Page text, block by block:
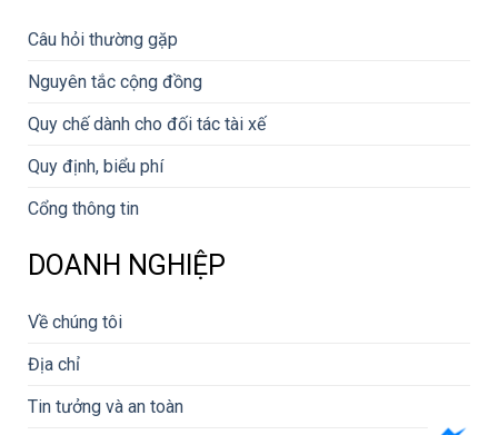
Câu hỏi thường gặp
Nguyên tắc cộng đồng
Quy chế dành cho đối tác tài xế
Quy định, biểu phí
Cổng thông tin
DOANH NGHIỆP
Về chúng tôi
Địa chỉ
Tin tưởng và an toàn